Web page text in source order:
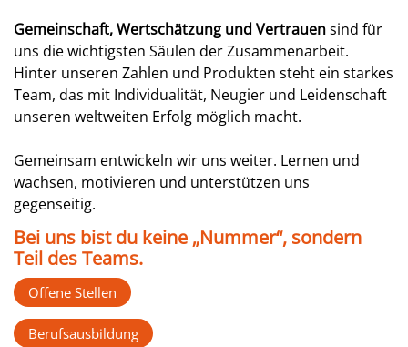
Gemeinschaft, Wertschätzung und Vertrauensind für
uns die wichtigsten Säulen der Zusammenarbeit.
Hinter unseren Zahlen und Produkten steht ein starkes
Team, das mit Individualität, Neugier und Leidenschaft
unseren weltweiten Erfolg möglich macht.
Gemeinsam entwickeln wir uns weiter. Lernen und
wachsen, motivieren und unterstützen uns
gegenseitig.
Bei uns bist du keine „Nummer“, sondern
Teil des Teams.
Offene Stellen
Berufsausbildung